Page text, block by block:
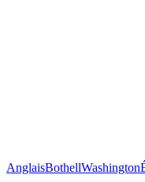
AnglaisBothellWashington